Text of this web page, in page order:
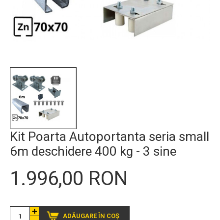
Kit Poarta Autoportanta seria small
6m deschidere 400 kg - 3 sine
1.996,00 RON
ADĂUGARE ÎN COȘ